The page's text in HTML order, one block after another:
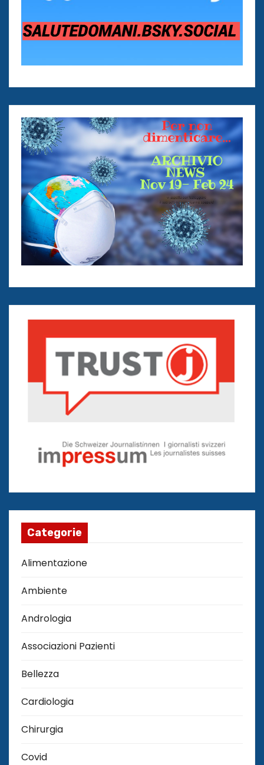
Categorie
Alimentazione
Ambiente
Andrologia
Associazioni Pazienti
Bellezza
Cardiologia
Chirurgia
Covid